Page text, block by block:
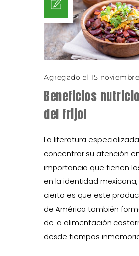
Agregado el 15
Beneficios
del frijol
La literatura
concentrar su atención
importancia que tienen
en la identidad
cierto es que este
de América también
de la alimentación
desde tiempos